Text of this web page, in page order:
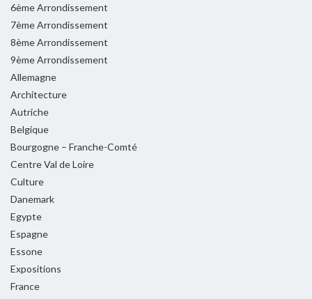
6ème Arrondissement
7ème Arrondissement
8ème Arrondissement
9ème Arrondissement
Allemagne
Architecture
Autriche
Belgique
Bourgogne – Franche-Comté
Centre Val de Loire
Culture
Danemark
Egypte
Espagne
Essone
Expositions
France